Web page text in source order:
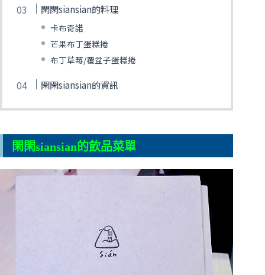
閑閑siansian的料理
卡布奇諾
芒果布丁蛋糕捲
布丁草莓/覆盆子蛋糕捲
閑閑siansian的資訊
閑閑siansian的飲品菜單